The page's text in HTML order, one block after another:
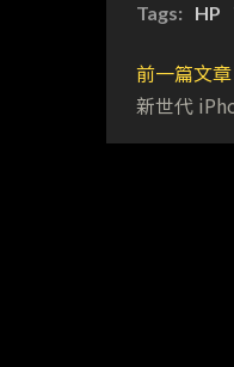
Tags: HP
前一篇文章
新世代